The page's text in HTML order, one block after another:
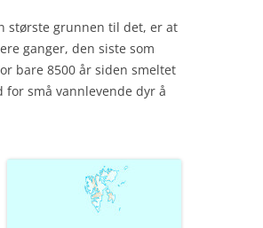
største grunnen til det, er at
ganger, den siste som
bare 8500 år siden smeltet
for små vannlevende dyr å